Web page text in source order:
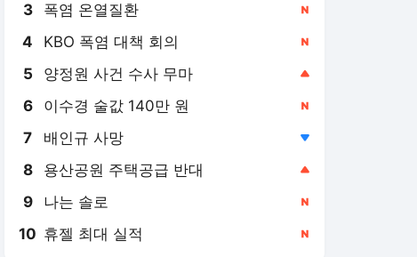
3 폭염 온열질환
4 KBO 폭염 대책 회의
5 양정원 사건 수사 무마
6 이수경 술값 140만 원
7 배인규 사망
8 용산공원 주택공급 반대
9 나는 솔로
10 휴젤 최대 실적